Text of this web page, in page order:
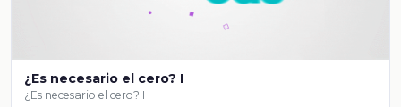
¿Es necesario el cero? I
¿Es necesario el cero? I